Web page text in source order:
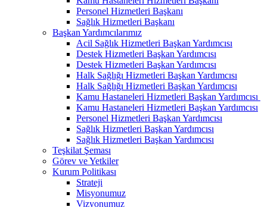
Personel Hizmetleri Başkanı
Sağlık Hizmetleri Başkanı
Başkan Yardımcılarımız
Acil Sağlık Hizmetleri Başkan Yardımcısı
Destek Hizmetleri Başkan Yardımcısı
Destek Hizmetleri Başkan Yardımcısı
Halk Sağlığı Hizmetleri Başkan Yardımcısı
Halk Sağlığı Hizmetleri Başkan Yardımcısı
Kamu Hastaneleri Hizmetleri Başkan Yardımcısı ​
Kamu Hastaneleri Hizmetleri Başkan Yardımcısı
Personel Hizmetleri Başkan Yardımcısı
Sağlık Hizmetleri Başkan Yardımcısı
Sağlık Hizmetleri Başkan Yardımcısı
Teşkilat Şeması
Görev ve Yetkiler
Kurum Politikası
Strateji
Misyonumuz
Vizyonumuz